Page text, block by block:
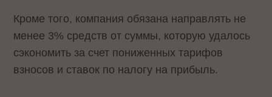
Кроме того, компания обязана направлять не
менее 3% средств от суммы, которую удалось
сэкономить за счет пониженных тарифов
взносов и ставок по налогу на прибыль.